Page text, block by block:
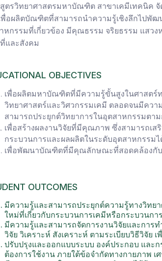
ตรวิทยาศาสตรมหาบัณฑิต สาขาเคมีเทคนิค
พื่อผลิตบัณฑิตที่สามารถนำความรู้เชิงลึกไปพั
หกรรมที่เกี่ยวข้อง มีคุณธรรม จริยธรรม แสว
และสังคม
OBJECTIVES
เพื่อผลิตมหาบัณฑิตที่มีความรู้ขั้นสูงในศาสตร์
วิทยาศาสตร์และวิศวกรรมเคมี ตลอดจนมีคว
สามารถประยุกต์วิทยาการในอุตสาหกรรมตา
เพื่อสร้างผลงานวิจัยที่มีคุณภาพ ซึ่งสามารถเ
กระบวนการและผลผลิตในระดับอุตสาหกรรมไ
เพื่อพัฒนาบัณฑิตที่มีคุณลักษณะที่สอดคล้องกับ
OUTCOMES
มีความรู้และสามารถประยุกต์ความรู้ทางวิทย
ใหม่ที่เกี่ยวกับกระบวนการเคมีหรือกระบวนกา
มีความรู้และสามารถจัดการงานวิจัยและการ
วิจัย วิเคราะห์ สังเคราะห์ ตามระเบียบวิธีวิจั
ปรับปรุงและออกแบบระบบ องค์ประกอบ และ
ต้องการใช้งาน ภายใต้ข้อจำกัดทางกายภาพ เ